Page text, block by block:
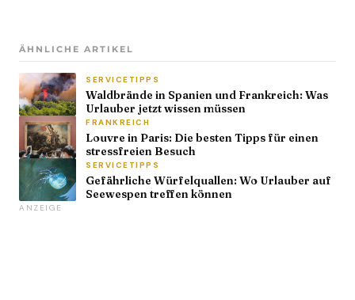
ÄHNLICHE ARTIKEL
SERVICETIPPS
Waldbrände in Spanien und Frankreich: Was
Urlauber jetzt wissen müssen
FRANKREICH
Louvre in Paris: Die besten Tipps für einen
stressfreien Besuch
SERVICETIPPS
Gefährliche Würfelquallen: Wo Urlauber auf
Seewespen treffen können
ANZEIGE